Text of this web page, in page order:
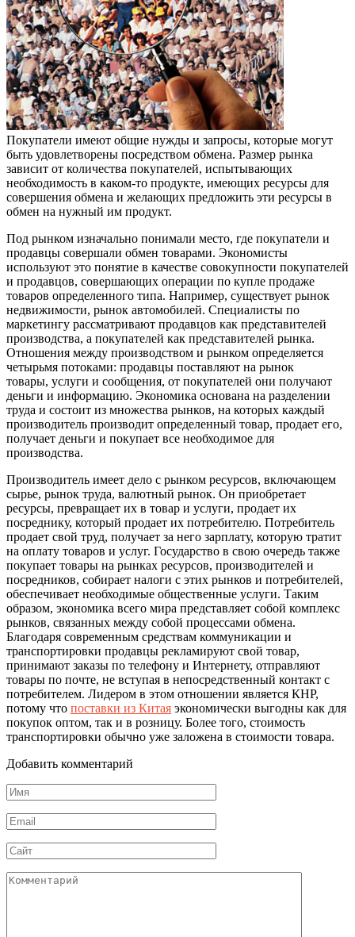
Покупатели имеют общие нужды и запросы, которые могут
быть удовлетворены посредством обмена. Размер рынка
зависит от количества покупателей, испытывающих
необходимость в каком-то продукте, имеющих ресурсы для
совершения обмена и желающих предложить эти ресурсы в
обмен на нужный им продукт.
Под рынком изначально понимали место, где покупатели и
продавцы совершали обмен товарами. Экономисты
используют это понятие в качестве совокупности покупателей
и продавцов, совершающих операции по купле продаже
товаров определенного типа. Например, существует рынок
недвижимости, рынок автомобилей. Специалисты по
маркетингу рассматривают продавцов как представителей
производства, а покупателей как представителей рынка.
Отношения между производством и рынком определяется
четырьмя потоками: продавцы поставляют на рынок
товары, услуги и сообщения, от покупателей они получают
деньги и информацию. Экономика основана на разделении
труда и состоит из множества рынков, на которых каждый
производитель производит определенный товар, продает его,
получает деньги и покупает все необходимое для
производства.
Производитель имеет дело с рынком ресурсов, включающем
сырье, рынок труда, валютный рынок. Он приобретает
ресурсы, превращает их в товар и услуги, продает их
посреднику, который продает их потребителю. Потребитель
продает свой труд, получает за него зарплату, которую тратит
на оплату товаров и услуг. Государство в свою очередь также
покупает товары на рынках ресурсов, производителей и
посредников, собирает налоги с этих рынков и потребителей,
обеспечивает необходимые общественные услуги. Таким
образом, экономика всего мира представляет собой комплекс
рынков, связанных между собой процессами обмена.
Благодаря современным средствам коммуникации и
транспортировки продавцы рекламируют свой товар,
принимают заказы по телефону и Интернету, отправляют
товары по почте, не вступая в непосредственный контакт с
потребителем. Лидером в этом отношении является КНР,
потому что поставки из Китая экономически выгодны как для
покупок оптом, так и в розницу. Более того, стоимость
транспортировки обычно уже заложена в стоимости товара.
Добавить комментарий
Имя
*
Email
*
Сайт
Комментарий